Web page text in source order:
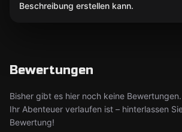
Beschreibung erstellen kann.
Bewertungen
Bisher gibt es hier noch keine
Ihr Abenteuer verlaufen ist – hinterlassen
Bewertung!